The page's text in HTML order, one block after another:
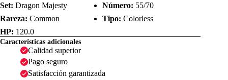
Set: Dragon Majesty Número: 55/70
Rareza: Common Tipo: Colorless
HP: 120.0
Características adicionales
Calidad superior
Pago seguro
Satisfacción garantizada